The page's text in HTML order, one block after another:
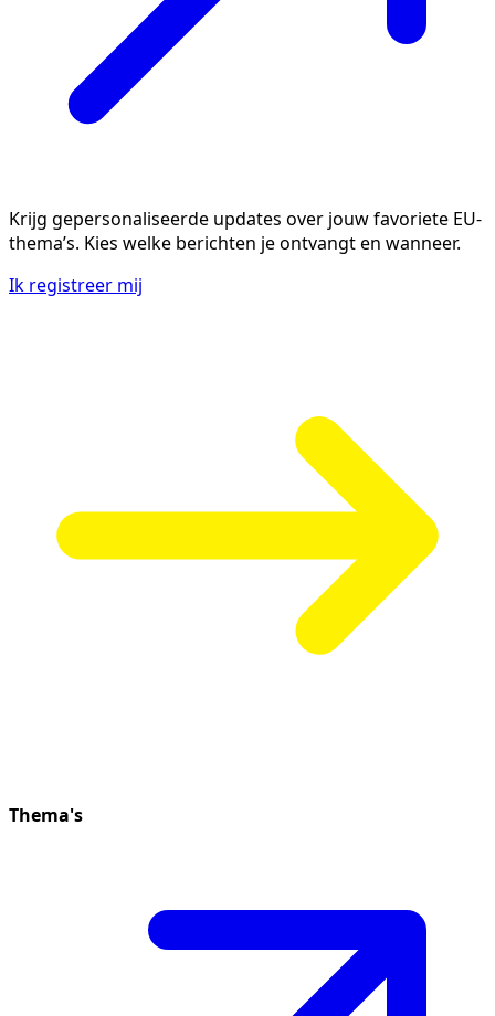
Krijg gepersonaliseerde updates over jouw favoriete EU-
thema’s. Kies welke berichten je ontvangt en wanneer.
Ik registreer mij
Thema's